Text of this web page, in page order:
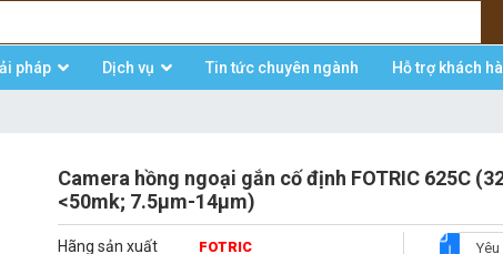
pháp Dịch vụ Tin tức chuyên ngành Hỗ trợ khách
Camera hồng ngoại gắn cố định FOTRIC 625C
<50mk; 7.5μm-14μm)
Hãng sản xuất FOTRIC